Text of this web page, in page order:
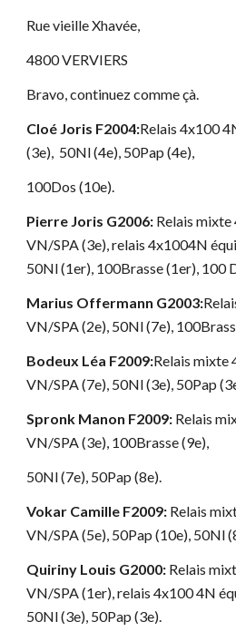
Rue vieille Xhavée,
4800 VERVIERS
Bravo, continuez comme çà.
Cloé Joris F2004:Relais 4x100
(3e), 50Nl (4e), 50Pap (4e),
100Dos (10e).
Pierre Joris G2006: Relais
VN/SPA (3e), relais 4x1004N
50Nl (1er), 100Brasse (1er), 100
Marius Offermann G2003:
VN/SPA (2e), 50Nl (7e),
Bodeux Léa F2009:Relais mixte
VN/SPA (7e), 50Nl (3e), 50Pap
Spronk Manon F2009: Relais
VN/SPA (3e), 100Brasse (9e),
50Nl (7e), 50Pap (8e).
Vokar Camille F2009: Relais
VN/SPA (5e), 50Pap (10e), 50Nl
Quiriny Louis G2000: Relais
VN/SPA (1er), relais 4x100 4N
50Nl (3e), 50Pap (3e).